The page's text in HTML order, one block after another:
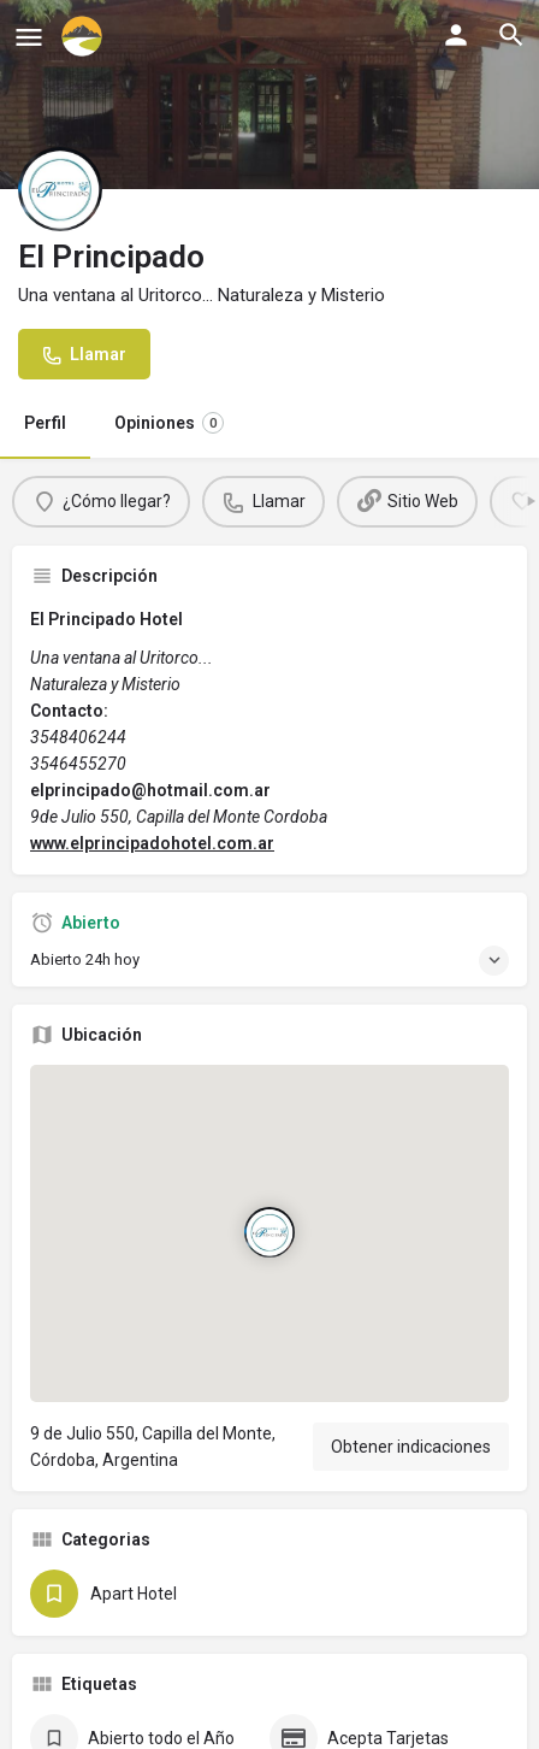
El Principado
Una ventana al Uritorco... Naturaleza y Misterio
Llamar
Perfil Opiniones 0
¿Cómo llegar? Llamar Sitio Web
Descripción
El Principado Hotel
Una ventana al Uritorco...
Naturaleza y Misterio
Contacto:
3548406244
3546455270
elprincipado@hotmail.com.ar
9de Julio 550, Capilla del Monte Cordoba
www.elprincipadohotel.com.ar
Abierto
Abierto 24h hoy
Ubicación
9 de Julio 550, Capilla del Monte,
Córdoba, Argentina
Obtener indicaciones
Categorias
Apart Hotel
Etiquetas
Abierto todo el Año Acepta Tarjetas